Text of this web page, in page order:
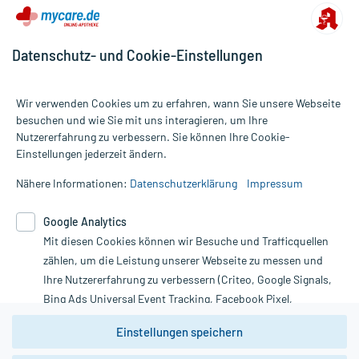
Alle Preise gelten inkl. MwSt., ggf. zzgl. Versandkosten
Informationen auf dieser Website werden ausschließlich für
die Untersuchung und Behandlung durch einen Arzt. Bitte
Therapien eingeleitet werden können. | Diese Webseite benutzt
Google Analytics. Lesen Sie bitte dazu die wichtigen Hinweise in
unserer Datenschutzerklärung. Für den Widerruf einer Bestellung
nutzen Sie das Formular:
Vertrag widerrufen
Datenschutz- und Cookie-Einstellungen
Wir verwenden Cookies um zu erfahren, wann Sie unsere Webseite
besuchen und wie Sie mit uns interagieren, um Ihre
Nutzererfahrung zu verbessern. Sie können Ihre Cookie-
Einstellungen jederzeit ändern.
Nähere Informationen: Datenschutzerklärung Impressum
Google Analytics
Mit diesen Cookies können wir Besuche und Trafficquellen
zählen, um die Leistung unserer Webseite zu messen und
Ihre Nutzererfahrung zu verbessern (Criteo, Google Signals,
Bing Ads Universal Event Tracking, Facebook Pixel,
Youtube-Social Plugin).
Wir weisen darauf hin, dass die
Einstellungen speichern